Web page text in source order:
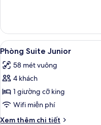
Phòng
Suite
Executive
Xem
tất
cả
ảnh
Phòng
Suite
Junior
4
Phòng Suite Junior
58 mét vuông
4 khách
1 giường cỡ king
Wifi miễn phí
Xem thêm chi tiết
Chi